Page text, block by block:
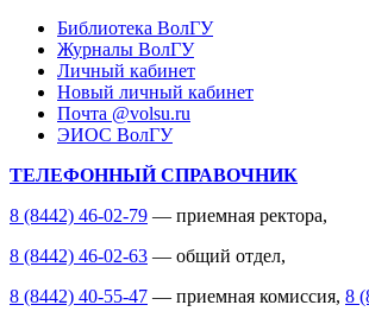
Библиотека ВолГУ
Журналы ВолГУ
Личный кабинет
Новый личный кабинет
Почта @volsu.ru
ЭИОС ВолГУ
ТЕЛЕФОННЫЙ СПРАВОЧНИК
8 (8442) 46-02-79 — приемная ректора,
8 (8442) 46-02-63 — общий отдел,
8 (8442) 40-55-47 — приемная комиссия, 8